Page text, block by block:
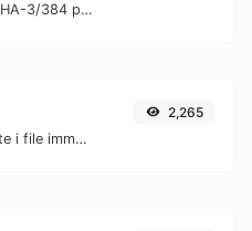
Genera un hash SHA-3/384 per qualsiasi input di stringa.
Converti facilmente i file immagine PNG in ICO.
2,265